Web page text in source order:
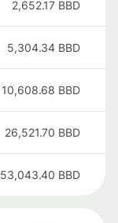
2,652.17 BBD
5,304.34 BBD
10,608.68 BBD
26,521.70 BBD
53,043.40 BBD